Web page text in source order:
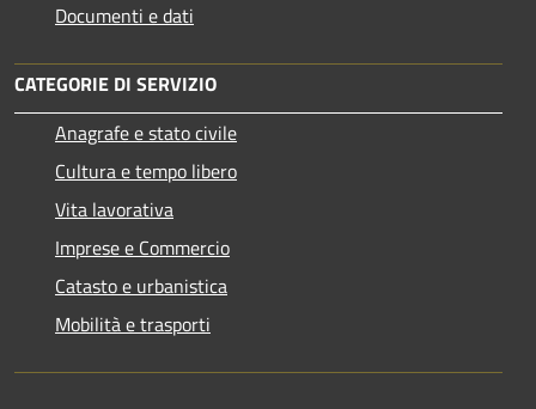
Documenti e dati
CATEGORIE DI SERVIZIO
Anagrafe e stato civile
Cultura e tempo libero
Vita lavorativa
Imprese e Commercio
Catasto e urbanistica
Mobilità e trasporti